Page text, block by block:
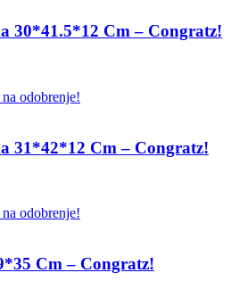
30*41.5*12 Cm – Congratz!
odobrenje!
31*42*12 Cm – Congratz!
odobrenje!
Cm – Congratz!